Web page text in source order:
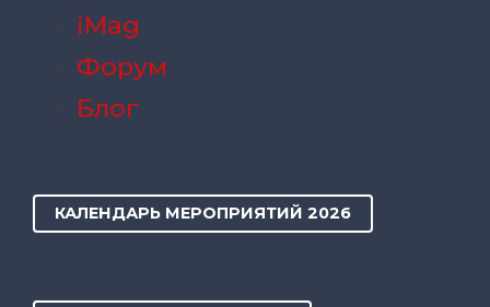
iMag
Форум
Блог
КАЛЕНДАРЬ МЕРОПРИЯТИЙ 2026